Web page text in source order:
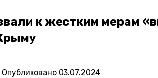
к жестким мерам
Опубликовано 03.07.2024